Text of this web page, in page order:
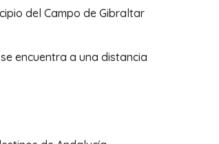
del Campo de Gibraltar
encuentra a una distancia